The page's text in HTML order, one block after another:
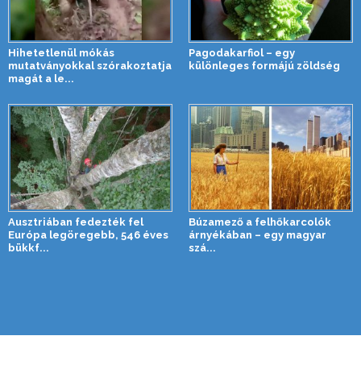
Hihetetlenül mókás
mutatványokkal szórakoztatja
magát a le...
Pagodakarfiol – egy
különleges formájú zöldség
Ausztriában fedezték fel
Európa legöregebb, 546 éves
bükkf...
Búzamező a felhőkarcolók
árnyékában – egy magyar
szá...